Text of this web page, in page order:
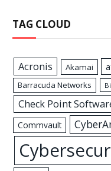
TAG CLOUD
Acronis Akamai
Barracuda Networks
Check Point
Commvault